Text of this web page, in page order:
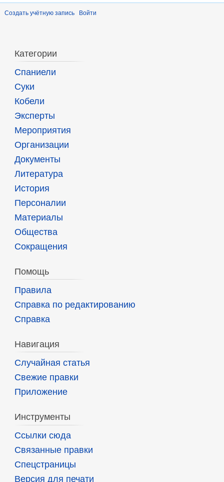
Создать учётную запись Войти
Категории
Спаниели
Суки
Кобели
Эксперты
Мероприятия
Организации
Документы
Литература
История
Персоналии
Материалы
Общества
Сокращения
Помощь
Правила
Справка по редактированию
Справка
Навигация
Случайная статья
Свежие правки
Приложение
Инструменты
Ссылки сюда
Связанные правки
Спецстраницы
Версия для печати